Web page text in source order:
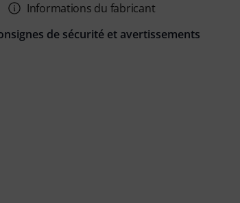
Informations du fabricant
de sécurité et avertissements